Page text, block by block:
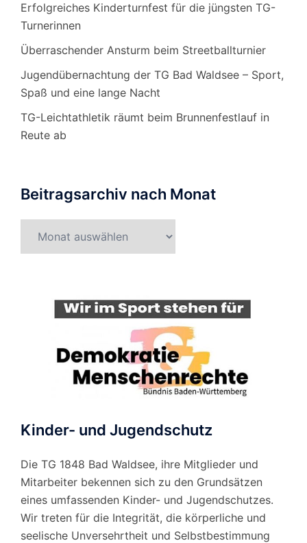
Erfolgreiches Kinderturnfest für die jüngsten TG-
Turnerinnen
Überraschender Ansturm beim Streetballturnier
Jugendübernachtung der TG Bad Waldsee – Sport,
Spaß und eine lange Nacht
TG-Leichtathletik räumt beim Brunnenfestlauf in
Reute ab
Beitragsarchiv nach Monat
Kinder- und Jugendschutz
Die TG 1848 Bad Waldsee, ihre Mitglieder und
Mitarbeiter bekennen sich zu den Grundsätzen
eines umfassenden Kinder- und Jugendschutzes.
Wir treten für die Integrität, die körperliche und
seelische Unversehrtheit und Selbstbestimmung